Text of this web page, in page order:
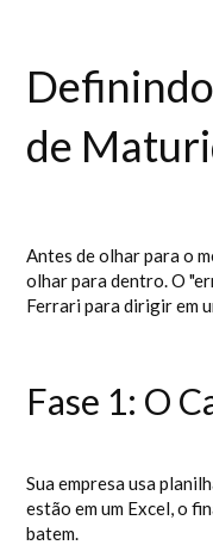
de
Antes de olhar para o
olhar para dentro. O
Ferrari para dirigir em
Fase 1: O
Sua empresa usa
estão em um Excel, o
batem.